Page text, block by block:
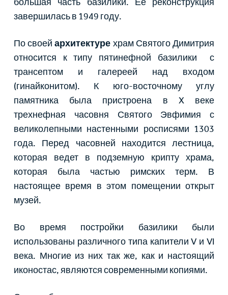
завершилась в 1949 году.
По своейархитектуре храм Святого Димитрия
относится к типу пятинефной базилики с
трансептом и галереей над входом
(гинайконитом). К юго-восточному углу
памятника была пристроена в X веке
трехнефная часовня Святого Эвфимия с
великолепными настенными росписями 1303
года. Перед часовней находится лестница,
которая ведет в подземную крипту храма,
которая была частью римских терм. В
настоящее время в этом помещении открыт
музей.
Во время постройки базилики были
использованы различного типа капители V и VI
века. Многие из них так же, как и настоящий
иконостас, являются современными копиями.